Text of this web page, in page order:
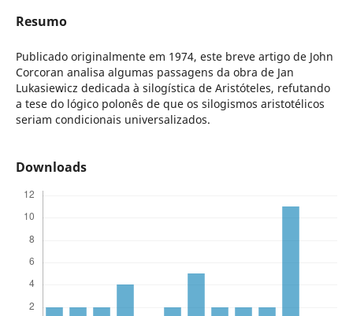
Resumo
Publicado originalmente em 1974, este breve artigo de John
Corcoran analisa algumas passagens da obra de Jan
Lukasiewicz dedicada à silogística de Aristóteles, refutando
a tese do lógico polonês de que os silogismos aristotélicos
seriam condicionais universalizados.
Downloads